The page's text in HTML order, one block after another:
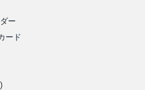
ー
ード